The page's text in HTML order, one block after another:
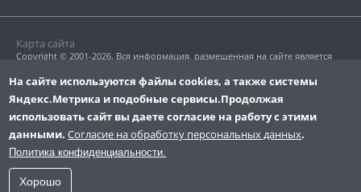
Copyright © 2001-2026. Вся информация, размещенная на сайте является
Копирование текстовых или графических материалов допускается только
с разрешения правообладателя.
Карта сайта
На сайте используются файлы cookies, а также системы
Яндекс.Метрика и подобные сервисы.Продолжая
использовать сайт вы даете согласие на работу с этими
данными.Согласие на обработку персональных данных.
Политика конфиденциальности.
Хорошо